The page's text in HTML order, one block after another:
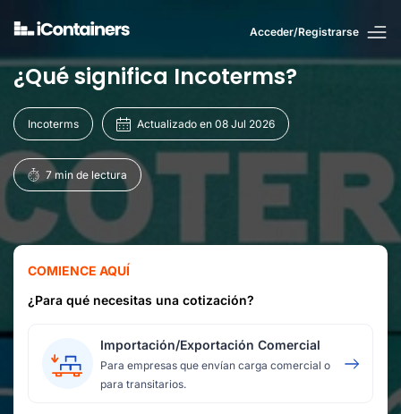
Acceder/Registrarse
¿Qué significa Incoterms?
Incoterms Actualizado en 08 Jul 2026
7 min de lectura
COMIENCE AQUÍ
¿Para qué necesitas una cotización?
Importación/Exportación Comercial
Para empresas que envían carga comercial o
para transitarios.